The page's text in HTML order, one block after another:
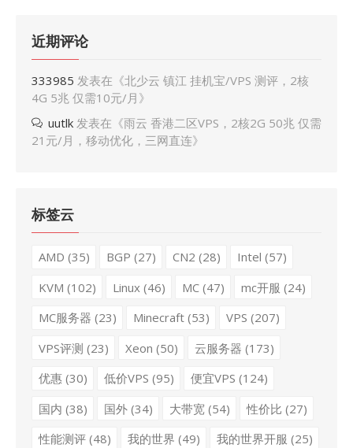
近期评论
333985 发表在《北少云 镇江 挂机宝/VPS 测评，2核
4G 5兆 仅需10元/月 》
uutlk 发表在《雨云 香港二区VPS，2核2G 50兆 仅需
21元/月，移动优化，三网直连》
标签云
AMD (35) BGP (27) CN2 (28) Intel (57)
KVM (102) Linux (46) MC(47) mc开服 (24)
MC服务器 (23) Minecraft(53) VPS (207)
VPS评测 (23) Xeon (50) 云服务器 (173)
优惠(30) 低价VPS (95) 便宜VPS (124)
国内 (38) 国外(34) 大带宽(54) 性价比 (27)
性能测评(48) 我的世界 (49) 我的世界开服 (25)